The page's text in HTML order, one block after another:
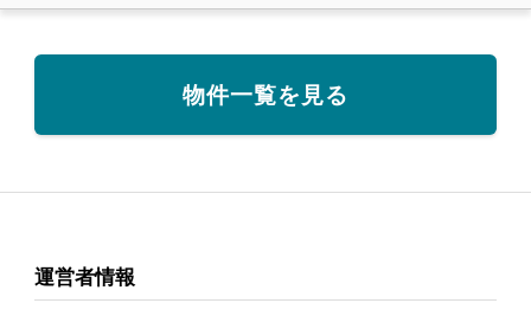
物件一覧を見る
運営者情報